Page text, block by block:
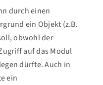
durch einen
ein Objekt (z.B.
obwohl der
auf das Modul
dürfte. Auch in
ein